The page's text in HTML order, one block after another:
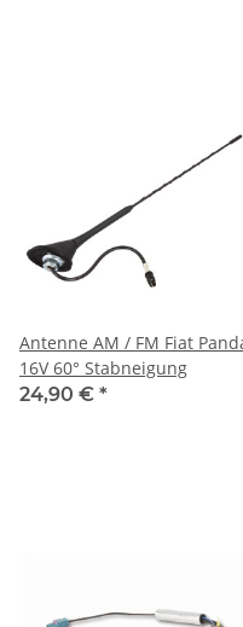
Antenne AM / FM Fiat
16V 60° Stabneigung
24,90 € *